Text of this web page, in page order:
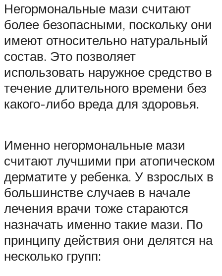
Негормональные мази считают
более безопасными, поскольку они
имеют относительно натуральный
состав. Это позволяет
использовать наружное средство в
течение длительного времени без
какого-либо вреда для здоровья.
Именно негормональные мази
считают лучшими при атопическом
дерматите у ребенка. У взрослых в
большинстве случаев в начале
лечения врачи тоже стараются
назначать именно такие мази. По
принципу действия они делятся на
несколько групп: